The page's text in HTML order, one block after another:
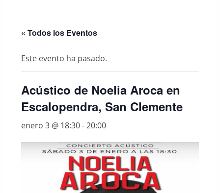
« Todos los Eventos
Este evento ha pasado.
Acústico de Noelia Aroca en
Escalopendra, San Clemente
enero 3 @ 18:30-20:00